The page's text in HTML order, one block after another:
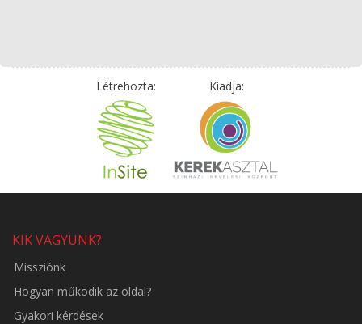
Létrehozta: Kiadja:
KIK VAGYUNK?
Missziónk
Hogyan működik az oldal?
Gyakori kérdések